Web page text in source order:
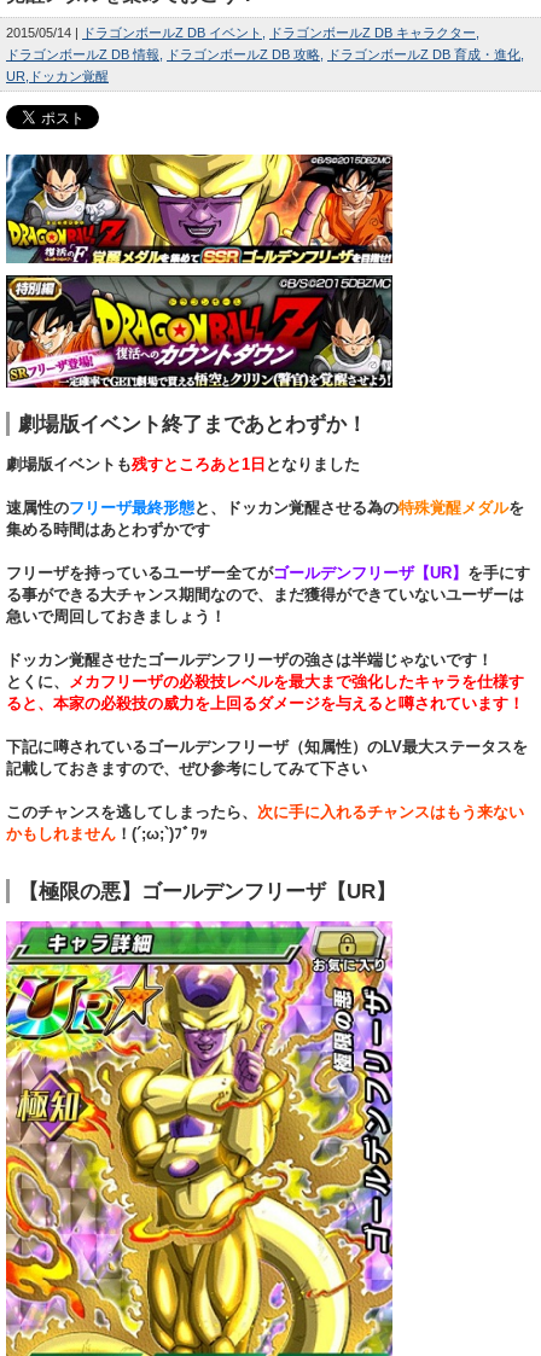
2015/05/14 ドラゴンボールZ DB イベント
ドラゴンボールZ DB キャラクター
ドラゴンボールZ DB 情報
ドラゴンボールZ DB 攻略
ドラゴンボールZ DB 育成・進化
UR
ドッカン覚醒
劇場版イベント終了まであとわずか！
劇場版イベントも残すところあと1日 となりました
速属性のフリーザ最終形態と、ドッカン覚醒させる為の特殊覚醒メダルを
集める時間はあとわずかです
フリーザを持っているユーザー全てがゴールデンフリーザ【UR】 を手にす
る事ができる大チャンス期間なので、まだ獲得ができていないユーザーは
急いで周回しておきましょう！
ドッカン覚醒させたゴールデンフリーザの強さは半端じゃないです！
とくに、
メカフリーザの必殺技レベルを最大まで強化したキャラを仕様す
ると、本家の必殺技の威力を上回るダメージを与えると噂されています！
下記に噂されているゴールデンフリーザ（知属性）のLV最大ステータスを
記載しておきますので、ぜひ参考にしてみて下さい
このチャンスを逃してしまったら、 次に手に入れるチャンスはもう来ない
かもしれません ！(´;ω;`)ﾌﾞﾜｯ
【極限の悪】ゴールデンフリーザ【UR】